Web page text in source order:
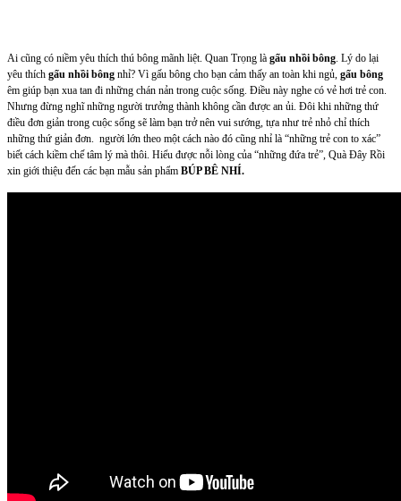
Ai cũng có niềm yêu thích thú bông mãnh liệt. Quan Trọng là gấu nhồi bông . Lý do lại
yêu thích gấu nhồi bông nhỉ? Vì gấu bông cho bạn cảm thấy an toàn khi ngủ, gấu bông
êm giúp bạn xua tan đi những chán nản trong cuộc sống. Điều này nghe có vẻ hơi trẻ con.
Nhưng đừng nghĩ những người trưởng thành không cần được an ủi. Đôi khi những thứ
điều đơn giản trong cuộc sống sẽ làm bạn trở nên vui sướng, tựa như trẻ nhỏ chỉ thích
những thứ giản đơn. người lớn theo một cách nào đó cũng nhỉ là “những trẻ con to xác”
biết cách kiềm chế tâm lý mà thôi. Hiểu được nỗi lòng của “những đứa trẻ”, Quà Đây Rồi
xin giới thiệu đến các bạn mẫu sản phẩm BÚP BÊ NHÍ.